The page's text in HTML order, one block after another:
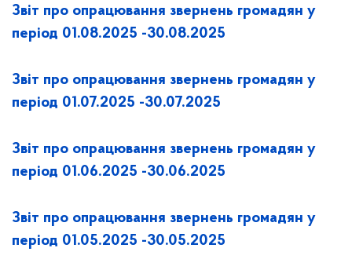
Звіт про опрацювання звернень громадян у
період 01.08.2025 -30.08.2025
Звіт про опрацювання звернень громадян у
період 01.07.2025 -30.07.2025
Звіт про опрацювання звернень громадян у
період 01.06.2025 -30.06.2025
Звіт про опрацювання звернень громадян у
період 01.05.2025 -30.05.2025